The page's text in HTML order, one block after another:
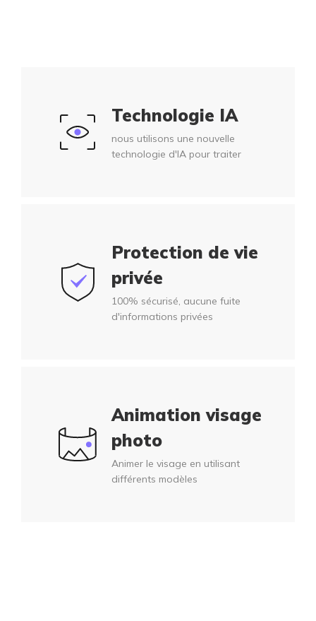
Technologie IA
nous utilisons une nouvelle
technologie d'IA pour traiter
Protection de vie
privée
100% sécurisé, aucune fuite
d'informations privées
Animation visage
photo
Animer le visage en utilisant
différents modèles